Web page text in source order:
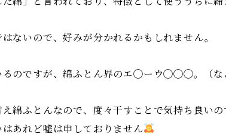
ないので、好みが分かれるかもしれません。
るのですが、綿ふとん界のエ◯ーウ◯◯◯。（な
綿ふとんなので、度々干すことで気持ち良い
あれど嘘は申しておりません